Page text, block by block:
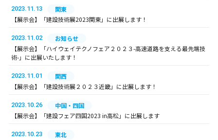
2023.11.13
関東
【展示会】「建設技術展2023関東」に出展します！
2023.11.02
お知らせ
【展示会】「ハイウェイテクノフェア２０２３-高速道路を支える最先端技
術-」に出展いたします！
2023.11.01
関西
【展示会】「建設技術展２０２３近畿」に出展します！
2023.10.26
中国・四国
【展示会】「建設フェア四国2023 in高松」に出展します
2023.10.23
東北